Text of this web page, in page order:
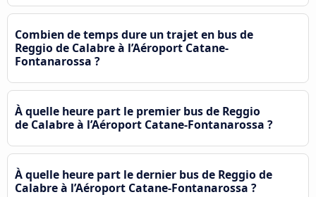
Combien de temps dure un trajet en bus de
Reggio de Calabre à l’Aéroport Catane-
Fontanarossa ?
À quelle heure part le premier bus de Reggio
de Calabre à l’Aéroport Catane-Fontanarossa ?
À quelle heure part le dernier bus de Reggio de
Calabre à l’Aéroport Catane-Fontanarossa ?